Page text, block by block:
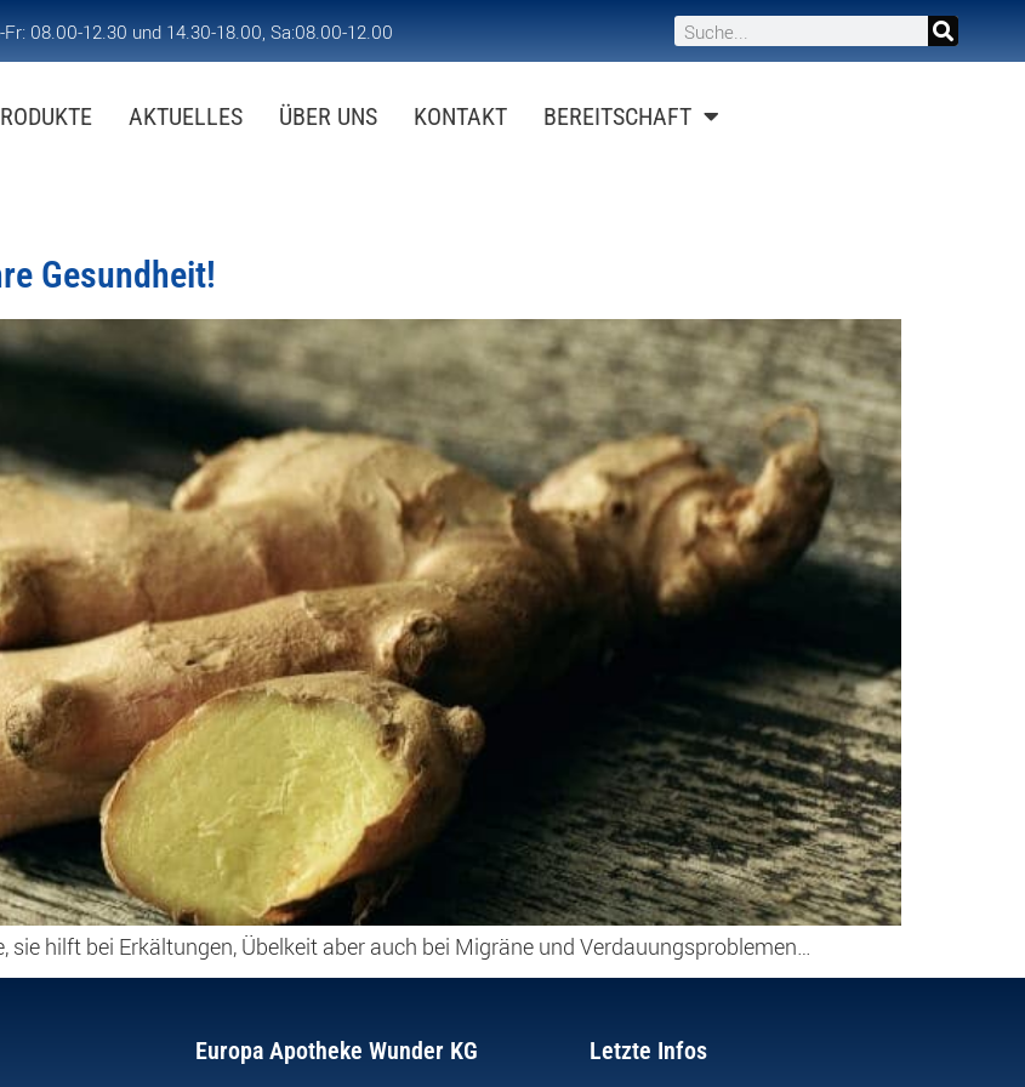
Fr: 08.00-12.30 und 14.30-18.00, Sa:08.00-12.00
AKTUELLES ÜBER UNS KONTAKT BEREITSCHAFT
Gesundheit!
hilft bei Erkältungen, Übelkeit aber auch bei Migräne und Verdauungsproblemen…
Europa Apotheke Wunder KG Letzte Infos